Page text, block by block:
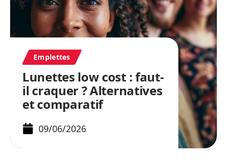
Emplettes
Lunettes low cost : faut-
il craquer ? Alternatives
et comparatif
09/06/2026